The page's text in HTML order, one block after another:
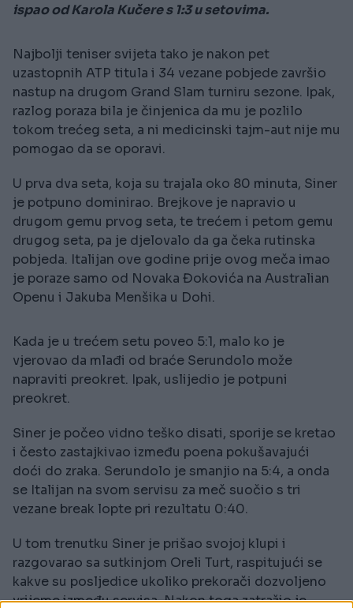
ispao od Karola Kučere s 1:3 u setovima.
Najbolji teniser svijeta tako je nakon pet
uzastopnih ATP titula i 34 vezane pobjede završio
nastup na drugom Grand Slam turniru sezone. Ipak,
razlog poraza bila je činjenica da mu je pozlilo
tokom trećeg seta, a ni medicinski tajm-aut nije mu
pomogao da se oporavi.
U prva dva seta, koja su trajala oko 80 minuta, Siner
je potpuno dominirao. Brejkove je napravio u
drugom gemu prvog seta, te trećem i petom gemu
drugog seta, pa je djelovalo da ga čeka rutinska
pobjeda. Italijan ove godine prije ovog meča imao
je poraze samo od Novaka Đokovića na Australian
Openu i Jakuba Menšika u Dohi.
Kada je u trećem setu poveo 5:1, malo ko je
vjerovao da mlađi od braće Serundolo može
napraviti preokret. Ipak, uslijedio je potpuni
preokret.
Siner je počeo vidno teško disati, sporije se kretao
i često zastajkivao između poena pokušavajući
doći do zraka. Serundolo je smanjio na 5:4, a onda
se Italijan na svom servisu za meč suočio s tri
vezane break lopte pri rezultatu 0:40.
U tom trenutku Siner je prišao svojoj klupi i
razgovarao sa sutkinjom Oreli Turt, raspitujući se
kakve su posljedice ukoliko prekorači dozvoljeno
vrijeme između servisa. Nakon toga zatražio je